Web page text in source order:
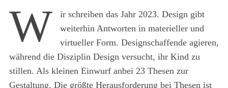
W
ir schreiben das Jahr 2023. Design gibt
weiterhin Antworten in materieller und
virtueller Form. Designschaffende agieren,
während die Disziplin Design versucht, ihr Kind zu
stillen. Als kleinen Einwurf anbei 23 Thesen zur
Gestaltung. Die größte Herausforderung bei Thesen ist